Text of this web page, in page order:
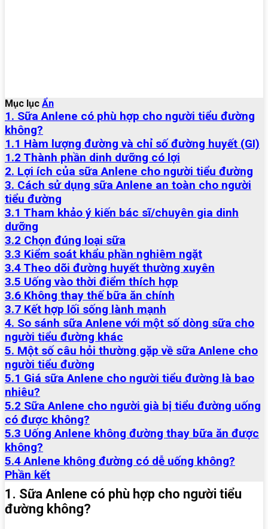
Mục lục Ẩn
1. Sữa Anlene có phù hợp cho người tiểu đường
không?
1.1 Hàm lượng đường và chỉ số đường huyết (GI)
1.2 Thành phần dinh dưỡng có lợi
2. Lợi ích của sữa Anlene cho người tiểu đường
3. Cách sử dụng sữa Anlene an toàn cho người
tiểu đường
3.1 Tham khảo ý kiến bác sĩ/chuyên gia dinh
dưỡng
3.2 Chọn đúng loại sữa
3.3 Kiểm soát khẩu phần nghiêm ngặt
3.4 Theo dõi đường huyết thường xuyên
3.5 Uống vào thời điểm thích hợp
3.6 Không thay thế bữa ăn chính
3.7 Kết hợp lối sống lành mạnh
4. So sánh sữa Anlene với một số dòng sữa cho
người tiểu đường khác
5. Một số câu hỏi thường gặp về sữa Anlene cho
người tiểu đường
5.1 Giá sữa Anlene cho người tiểu đường là bao
nhiêu?
5.2 Sữa Anlene cho người già bị tiểu đường uống
có được không?
5.3 Uống Anlene không đường thay bữa ăn được
không?
5.4 Anlene không đường có dễ uống không?
Phần kết
1. Sữa Anlene có phù hợp cho người tiểu
đường không?